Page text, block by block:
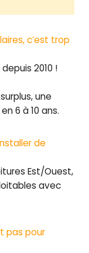
c’est trop
2010 !
une
6 à 10 ans.
de
Est/Ouest,
avec
pas pour